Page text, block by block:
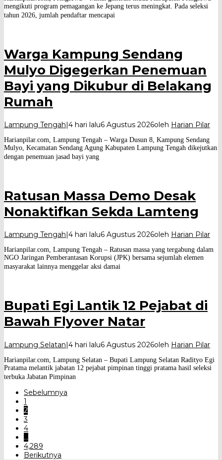
mengikuti program pemagangan ke Jepang terus meningkat. Pada seleksi
tahun 2026, jumlah pendaftar mencapai
Warga Kampung Sendang
Mulyo Digegerkan Penemuan
Bayi yang Dikubur di Belakang
Rumah
Lampung Tengah|4 hari lalu6 Agustus 2026oleh Harian Pilar
Harianpilar.com, Lampung Tengah – Warga Dusun 8, Kampung Sendang
Mulyo, Kecamatan Sendang Agung Kabupaten Lampung Tengah dikejutkan
dengan penemuan jasad bayi yang
Ratusan Massa Demo Desak
Nonaktifkan Sekda Lamteng
Lampung Tengah 4 hari lalu6 Agustus 2026oleh Harian Pilar
Harianpilar.com, Lampung Tengah – Ratusan massa yang tergabung dalam
NGO Jaringan Pemberantasan Korupsi (JPK) bersama sejumlah elemen
masyarakat lainnya menggelar aksi damai
Bupati Egi Lantik 12 Pejabat di
Bawah Flyover Natar
Lampung Selatan|4 hari lalu6 Agustus 2026oleh Harian Pilar
Harianpilar.com, Lampung Selatan – Bupati Lampung Selatan Radityo Egi
Pratama melantik jabatan 12 pejabat pimpinan tinggi pratama hasil seleksi
terbuka Jabatan Pimpinan
Sebelumnya
1
2
3
4
…
4,289
Berikutnya